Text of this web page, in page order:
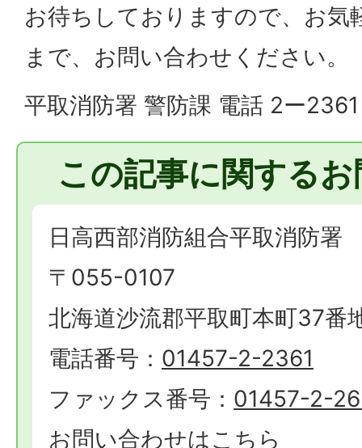
お待ちしておりますので、お気
まで、お問い合わせください。
平取消防署 警防課 電話 2ー2361
この記事に関する
日高西部消防組合平取消防署
〒055-0107
北海道沙流郡平取町本町37番
電話番号： 01457-2-2361
ファックス番号： 01457-2-
お問い合わせはこちら